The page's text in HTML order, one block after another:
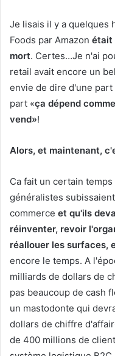
Je lisais il y a quelques
Foods par Amazon était
mort. Certes…Je n'ai
retail avait encore un
envie de dire d'une part
part «ça dépend
vend»!
Alors, et maintenant,
Ca fait un certain
généralistes
commerce et qu'ils
réinventer, revoir
réallouer les surfaces,
encore le temps. A
milliards de dollars de
pas beaucoup de cash
un mastodonte qui
dollars de chiffre
de 400 millions de